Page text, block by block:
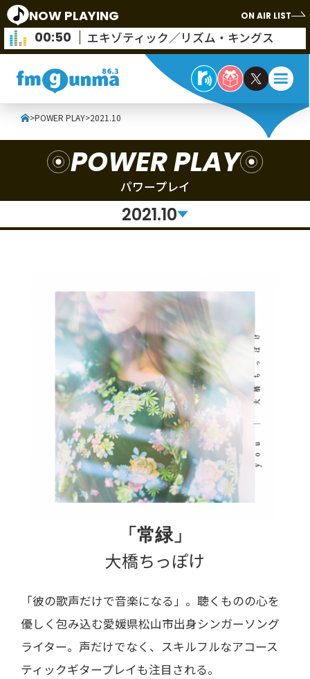
NOW PLAYING ON AIR LIST
00:50 エキゾティック／リズム・キングス
>POWER PLAY>2021.10
POWER PLAY
パワープレイ
2021.10
「常緑」
大橋ちっぽけ
「彼の歌声だけで音楽になる」。聴くものの心を
優しく包み込む愛媛県松山市出身シンガーソング
ライター。声だけでなく、スキルフルなアコース
ティックギタープレイも注目される。